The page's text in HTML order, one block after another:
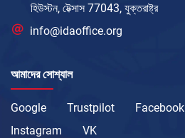
হিউস্টন, টেক্সাস 77043, যুক্তরাষ্ট্র
info@idaoffice.org
আমাদের সোশ্যাল
Google Trustpilot Facebook
Instagram
VK